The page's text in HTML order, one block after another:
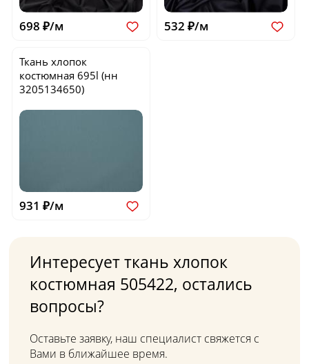
698 ₽/м 532 ₽/м
Ткань хлопок
костюмная695l (нн
3205134650)
931 ₽/м
Интересует ткань хлопок
костюмная 505422, остались
вопросы?
Оставьте заявку, наш специалист свяжется с
Вами в ближайшее время.